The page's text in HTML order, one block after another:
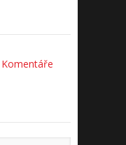
Komentáře